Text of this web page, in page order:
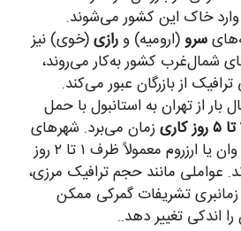
وارد خاک این کشور می‌شوند.
سرو(ارومیه) ورازی(خوی) نیز
شمال‌غرب کشور به‌کار می‌روند،
از بازرگان عبور می‌کند.
بار از تهران به استانبول با حمل
زمان می‌برد. شهرهای
نزدیک‌تر مانند وان یا ارزروم معمولاً ظرف ۱ تا ۲ روز
عواملی مانند حجم ترافیک مرزی،
تشریفات گمرکی ممکن
اندکی تغییر دهد..